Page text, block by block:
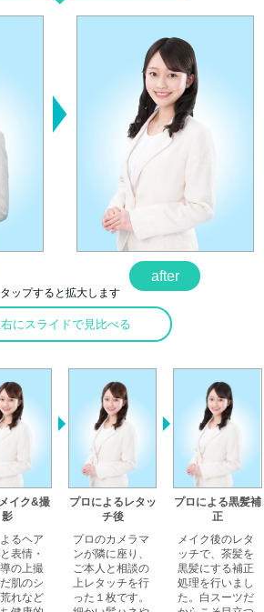
after
タップすると拡大します
にスライドで見比べる
イク&撮
影
るヘア
表情・
の上撮
肌のシ
れなど
プロによるレタッ
チ後
プロのカメラマ
ンが隣に座り、
ご本人と相談の
上レタッチを行
った１枚です。
プロによる黒髪補
正
メイク後のレタ
ッチで、茶髪を
黒髪にする補正
処理を行いまし
た。白スーツだ